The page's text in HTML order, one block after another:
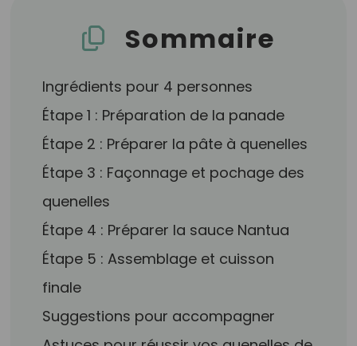
Sommaire
Ingrédients pour 4 personnes
Étape 1 : Préparation de la panade
Étape 2 : Préparer la pâte à quenelles
Étape 3 : Façonnage et pochage des
quenelles
Étape 4 : Préparer la sauce Nantua
Étape 5 : Assemblage et cuisson
finale
Suggestions pour accompagner